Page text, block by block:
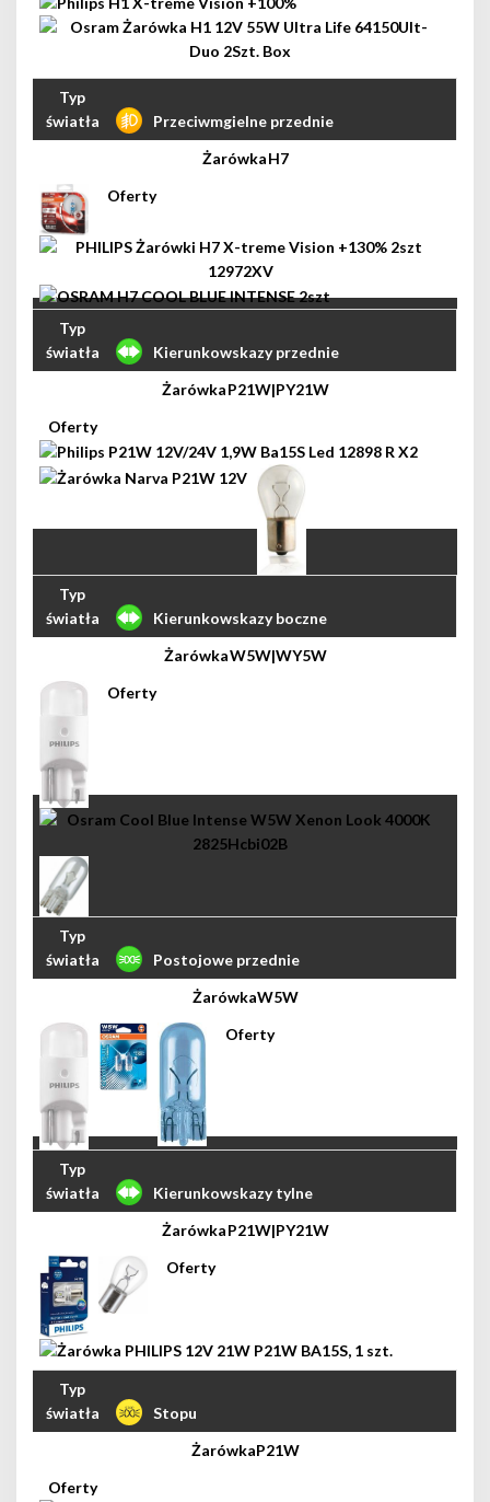
Przeciwmgielne przednie
H7
Kierunkowskazy przednie
P21W|PY21W
Kierunkowskazy boczne
W5W|WY5W
Postojowe przednie
W5W
Kierunkowskazy tylne
P21W|PY21W
Stopu
P21W